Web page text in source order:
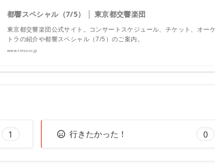
都響スペシャル（7/5） │ 東京都交響楽団
東京都交響楽団公式サイト。コンサートスケジュール、チケット、オー
トラの紹介や都響スペシャル（7/5）のご案内。
www.tmso.or.jp
1 行きたかった！ 0